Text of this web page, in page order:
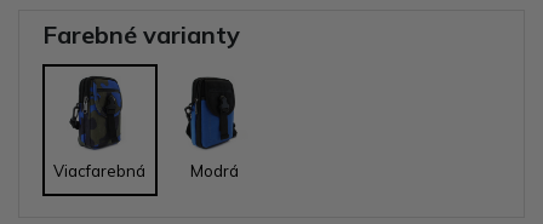
Farebné varianty
Viacfarebná Modrá